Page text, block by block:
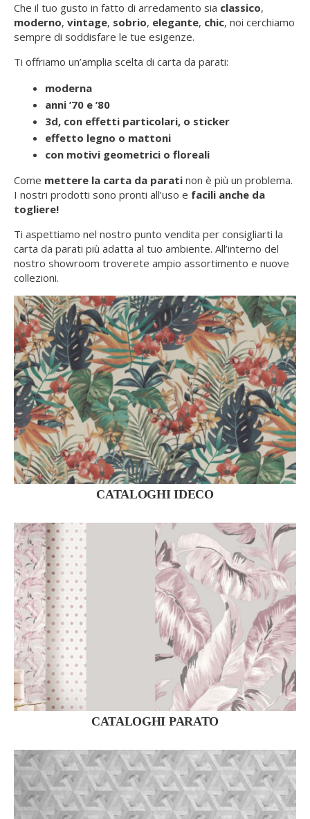
Che il tuo gusto in fatto di arredamento sia classico,
moderno, vintage, sobrio, elegante, chic, noi cerchiamo
sempre di soddisfare le tue esigenze.
Ti offriamo un’amplia scelta di carta da parati:
moderna
anni ’70 e ’80
3d, con effetti particolari, o sticker
effetto legno o mattoni
con motivi geometrici o floreali
Come mettere la carta da parati non è più un problema.
I nostri prodotti sono pronti all’uso e facili anche da
togliere!
Ti aspettiamo nel nostro punto vendita per consigliarti la
carta da parati più adatta al tuo ambiente. All’interno del
nostro showroom troverete ampio assortimento e nuove
collezioni.
CATALOGHI IDECO
CATALOGHI PARATO